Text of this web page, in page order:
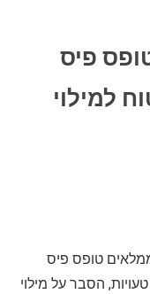
טופס פיס
ובטוח פיס 777: איך ממלאים טופס פיס
הסבר על מילוי